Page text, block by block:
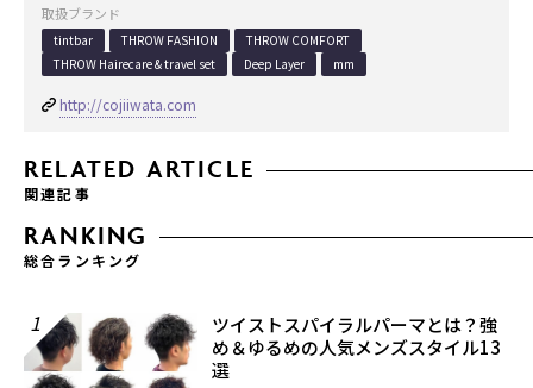
取扱ブランド
tintbar THROW FASHION
THROW COMFORT
THROW Hairecare & travel set
Deep Layer mm
http://cojiiwata.com
RELATED ARTICLE
関連記事
RANKING
総合ランキング
1
ツイストスパイラルパーマとは？強
め＆ゆるめの人気メンズスタイル13
選